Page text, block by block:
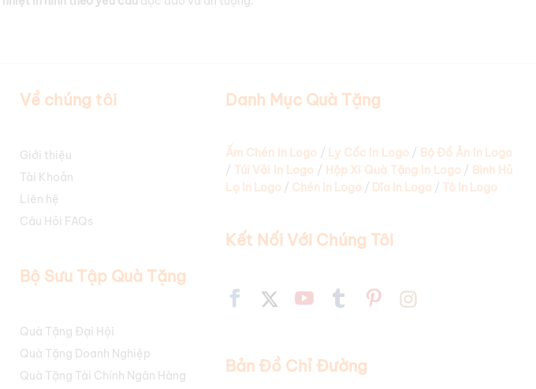
nhau.
Ly giữ nhiệt Kalpen Cốc Giữ Nhiệt Yeti
thường có giá cao
năm 2025, hãy liên hệ ngay với chúng tôi tại Quà Tặng In
vấn và cung cấp thông tin
Về chúng tôi
Giới thiệu
Tài Khoản
Liên hệ
Câu Hỏi FAQs
Bộ Sưu Tập Quà Tặng
Quà Tặng Đại Hội
Quà Tặng Doanh Nghiệp
Quà Tặng Tài Chính Ngân Hàng
Danh Mục Quà Tặng
Ấm Chén In Logo / Ly Cốc In Logo / Bộ Đồ Ăn In Logo
/ Túi Vải In Logo / Hộp Xi Quà Tặng In Logo / Bình Hủ
Lọ In Logo / Chén In Logo / Dĩa In Logo / Tô In Logo
Kết Nối Với Chúng Tôi
Bản Đồ Chỉ Đường